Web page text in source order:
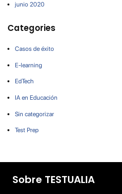
junio 2020
Categories
Casos de éxito
E-learning
EdTech
IA en Educación
Sin categorizar
Test Prep
Sobre TESTUALIA